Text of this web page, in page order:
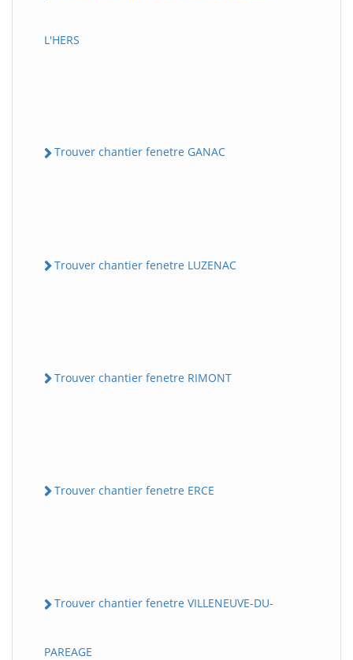
L'HERS
Trouver chantier fenetre GANAC
Trouver chantier fenetre LUZENAC
Trouver chantier fenetre RIMONT
Trouver chantier fenetre ERCE
Trouver chantier fenetre VILLENEUVE-DU-
PAREAGE